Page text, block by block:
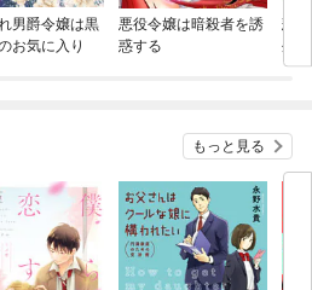
男爵令嬢は黒
お気に入り
悪役令嬢は暗殺者を誘
惑する
悲
外
の
もっと見る